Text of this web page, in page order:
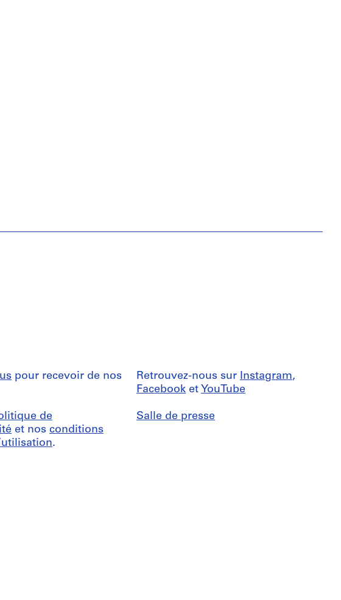
pour recevoir de nos
de
et nos conditions
.
Retrouvez-nous sur Instagram,
Facebook et YouTube
Salle de presse